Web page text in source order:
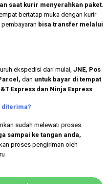
saat kurir menyerahkan paket
bertatap muka dengan kurir
bisa transfer melalui
ekspedisi dari mulai, JNE, Pos
dan untuk bayar di tempat
Express dan Ninja Express
diterima?
sudah melewati proses
sampai ke tangan anda,
proses pengiriman oleh